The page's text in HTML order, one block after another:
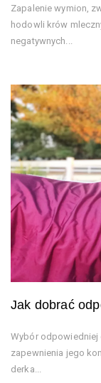
Zapalenie wymion,
hodowli krów
negatywnych...
Jak dobrać
Wybór odpowiedniej
zapewnienia jego
derka...